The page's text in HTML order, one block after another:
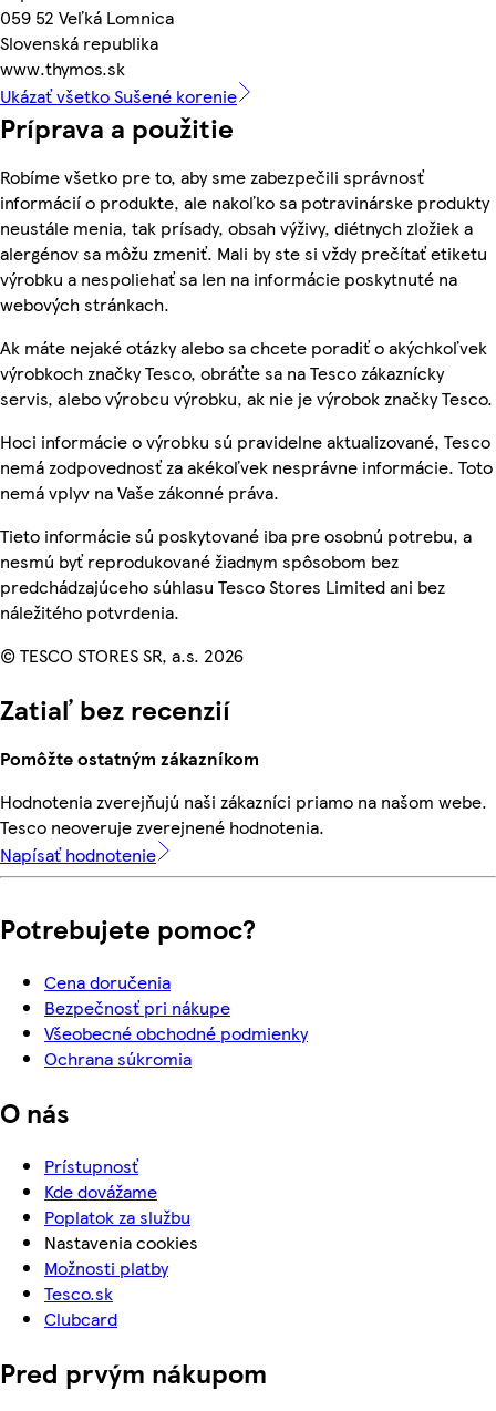
059 52 Veľká Lomnica
Slovenská republika
www.thymos.sk
Ukázať všetko Sušené korenie
Príprava a použitie
Robíme všetko pre to, aby sme zabezpečili správnosť
informácií o produkte, ale nakoľko sa potravinárske produkty
neustále menia, tak prísady, obsah výživy, diétnych zložiek a
alergénov sa môžu zmeniť. Mali by ste si vždy prečítať etiketu
výrobku a nespoliehať sa len na informácie poskytnuté na
webových stránkach.
Ak máte nejaké otázky alebo sa chcete poradiť o akýchkoľvek
výrobkoch značky Tesco, obráťte sa na Tesco zákaznícky
servis, alebo výrobcu výrobku, ak nie je výrobok značky Tesco.
Hoci informácie o výrobku sú pravidelne aktualizované, Tesco
nemá zodpovednosť za akékoľvek nesprávne informácie. Toto
nemá vplyv na Vaše zákonné práva.
Tieto informácie sú poskytované iba pre osobnú potrebu, a
nesmú byť reprodukované žiadnym spôsobom bez
predchádzajúceho súhlasu Tesco Stores Limited ani bez
náležitého potvrdenia.
© TESCO STORES SR, a.s. 2026
Zatiaľ bez recenzií
Pomôžte ostatným zákazníkom
Hodnotenia zverejňujú naši zákazníci priamo na našom webe.
Tesco neoveruje zverejnené hodnotenia.
Napísať hodnotenie
Potrebujete pomoc?
Cena doručenia
Bezpečnosť pri nákupe
Všeobecné obchodné podmienky
Ochrana súkromia
O nás
Prístupnosť
Kde dovážame
Poplatok za službu
Nastavenia cookies
Možnosti platby
Tesco.sk
Clubcard
Pred prvým nákupom